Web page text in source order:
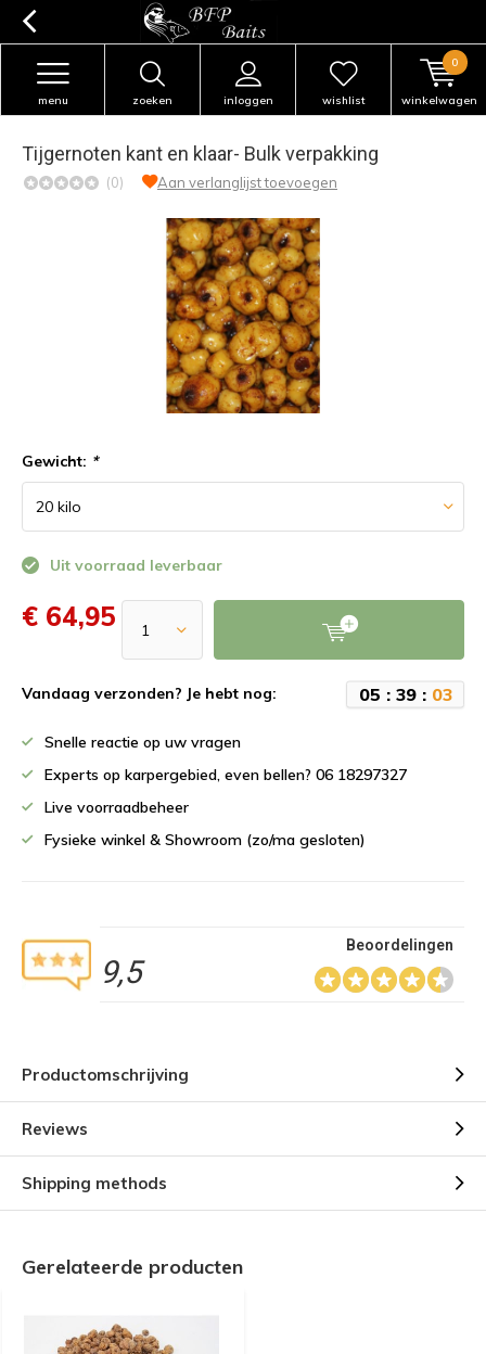
zoeken inloggen
menu wishlist winkelwagen
0
Tijgernoten kant en klaar- Bulk verpakking
(0) Aan verlanglijst toevoegen
Gewicht: *
Uit voorraad leverbaar
€ 64,95
Vandaag verzonden? Je hebt nog: 05 : 39: 03
Snelle reactie op uw vragen
Experts op karpergebied, even bellen? 06 18297327
Live voorraadbeheer
Fysieke winkel & Showroom (zo/ma gesloten)
9,5
Beoordelingen
Productomschrijving
Reviews
Shipping methods
Gerelateerde producten